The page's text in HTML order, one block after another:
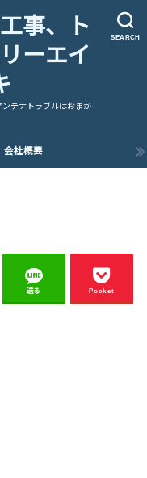
SEARCH
事、ト
ーエイ
テナトラブルはおまか
会社概要
送る Pocket